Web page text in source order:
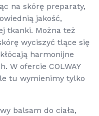
na skórę preparaty,
jakość,
tkanki. Można też
wyciszyć tlące się
harmonijne
W ofercie COLWAY
tu wymienimy tylko
balsam do ciała,